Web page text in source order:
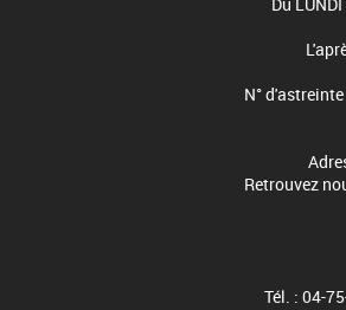
N° d'astreinte
Retrouvez
Tél. : 04-